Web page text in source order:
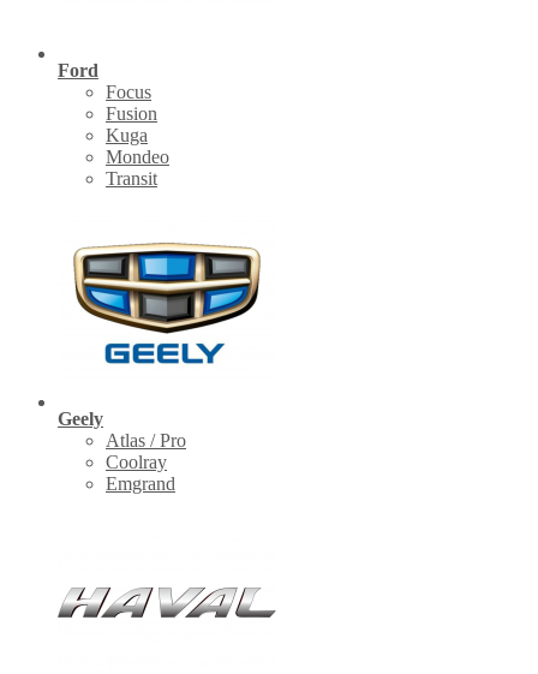
Ford
Focus
Fusion
Kuga
Mondeo
Transit
Geely
Atlas / Pro
Coolray
Emgrand